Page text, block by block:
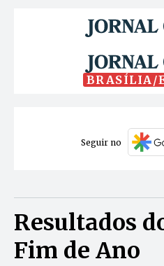
BRASÍLIA/
Seguir no
Resultados
Fim de Ano